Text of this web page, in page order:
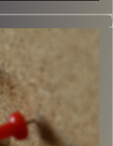
קלאסיקות רוק